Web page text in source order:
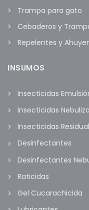
Trampa para gato
Cebaderos y
Repelentes y
INSUMOS
Insecticidas
Insecticidas
Insecticidas
Desinfectantes
Desinfectantes
Raticidas
Gel Cucarachicida